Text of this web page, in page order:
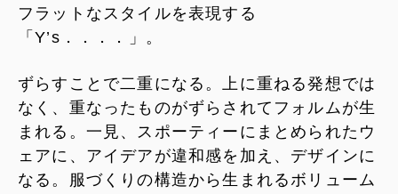
フラットなスタイルを表現する
「Y’s．．．．」。
ずらすことで二重になる。上に重ねる発想では
なく、重なったものがずらされてフォルムが生
まれる。一見、スポーティーにまとめられたウ
ェアに、アイデアが違和感を加え、デザインに
なる。服づくりの構造から生まれるボリューム